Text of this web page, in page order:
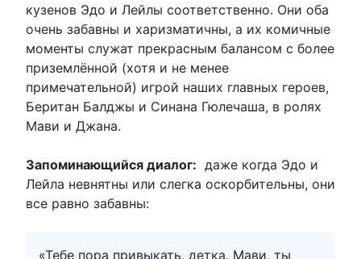
кузенов Эдо и Лейлы соответственно. Они оба
очень забавны и харизматичны, а их комичные
моменты служат прекрасным балансом с более
приземлённой (хотя и не менее
примечательной) игрой наших главных героев,
Беритан Балджы и Синана Гюлечаша, в ролях
Мави и Джана.
Запоминающийся диалог: даже когда Эдо и
Лейла невнятны или слегка оскорбительны, они
все равно забавны:
«Тебе пора привыкать, детка. Мави, ты